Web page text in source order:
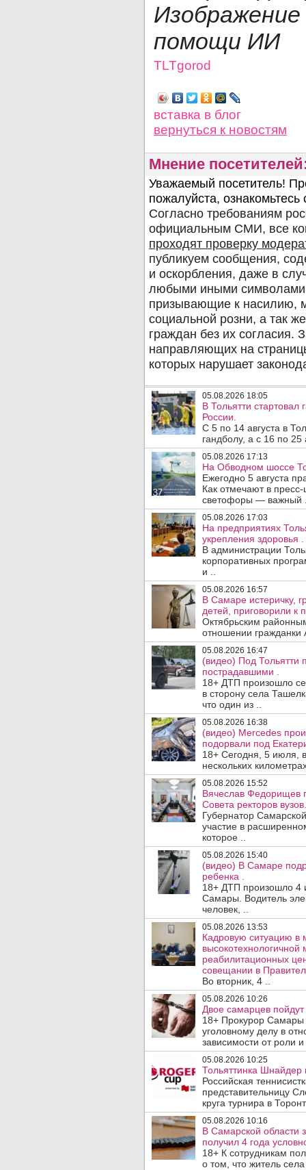
помощи ИИ
TLTgorod
вставка в блог
вернуться к новостям
Мнение
05.08.2026 18:05
В Тольятти
России.
С 5 по 14 августа в
гандболу, а с 16 по
05.08.2026 17:13
На Обводном шоссе
Ежегодно 5 августа
Как отмечают в
светофоры — важный
05.08.2026 17:03
На предприятиях
укрепления здоровья .
В администрации
корпоративных
и ..
05.08.2026 16:57
В Самаре истеричку,
детей, приговорили к
Октябрьским
отношении гражданки
05.08.2026 16:47
(видео) Под Тольятти
пострадавшими .
18+ ДТП произошло
в сторону села
что один из ..
05.08.2026 16:38
(видео) Mercedes
подорвали под
18+ Сегодня, 5 июля,
нескольких
05.08.2026 15:52
Вячеслав Федорищев
Совета ректоров вузов.
Губернатор
участие в
которое ..
05.08.2026 15:40
(видео) В Самаре
ребенка .
18+ ДТП произошло
Самары. Водитель
человек, ..
05.08.2026 13:53
Кадровую ситуацию в
реабилитационных
совещании в
Во вторник, 4 ..
05.08.2026 10:26
Двое самарцев пойдут
18+ Прокурор Самары
уголовному делу в
зависимости от роли
05.08.2026 10:25
Тольяттинка Шнайдер
Российская
представительницу
круга турнира в
05.08.2026 10:16
В Самарской области
получил 4 года
18+ К сотрудникам
о том, что житель